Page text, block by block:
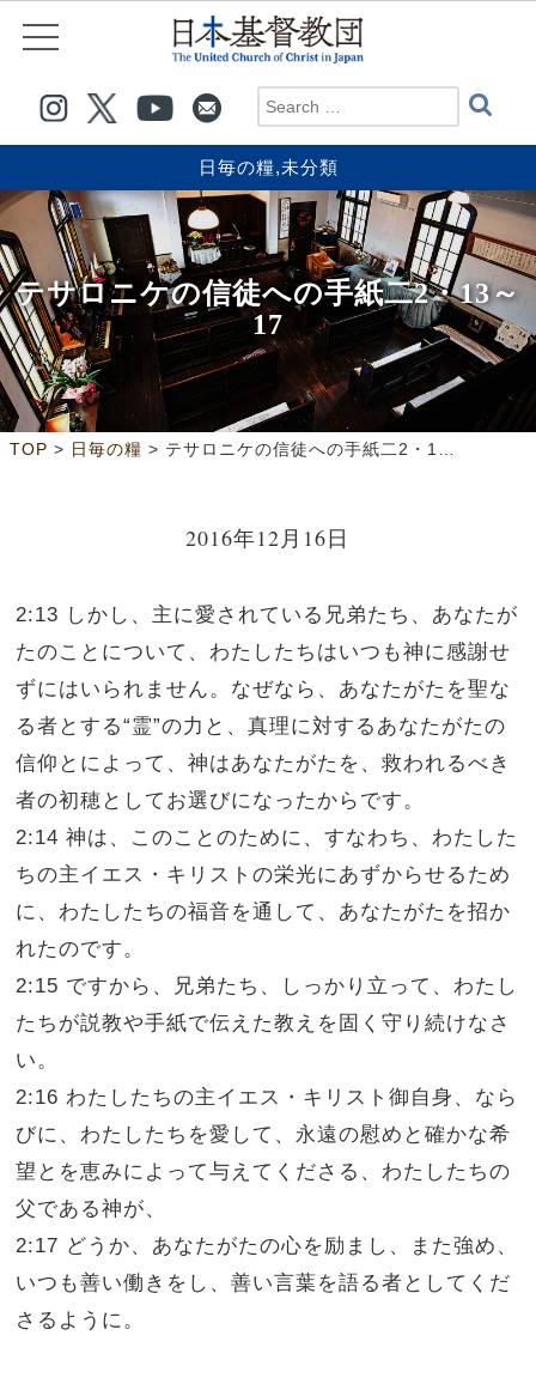
日毎の糧,未分類
テサロニケの信徒への手紙二2・13～
17
TOP > 日毎の糧 > テサロニケの信徒への手紙二2・13～17
2016年12月16日
2:13 しかし、主に愛されている兄弟たち、あなたが
たのことについて、わたしたちはいつも神に感謝せ
ずにはいられません。なぜなら、あなたがたを聖な
る者とする“霊”の力と、真理に対するあなたがたの
信仰とによって、神はあなたがたを、救われるべき
者の初穂としてお選びになったからです。
2:14 神は、このことのために、すなわち、わたした
ちの主イエス・キリストの栄光にあずからせるため
に、わたしたちの福音を通して、あなたがたを招か
れたのです。
2:15 ですから、兄弟たち、しっかり立って、わたし
たちが説教や手紙で伝えた教えを固く守り続けなさ
い。
2:16 わたしたちの主イエス・キリスト御自身、なら
びに、わたしたちを愛して、永遠の慰めと確かな希
望とを恵みによって与えてくださる、わたしたちの
父である神が、
2:17 どうか、あなたがたの心を励まし、また強め、
いつも善い働きをし、善い言葉を語る者としてくだ
さるように。